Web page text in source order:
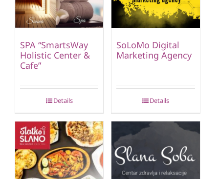
SPA “SmartsWay
Holistic Center &
Cafe”
Details
SoLoMo Digital
Marketing Agency
Details